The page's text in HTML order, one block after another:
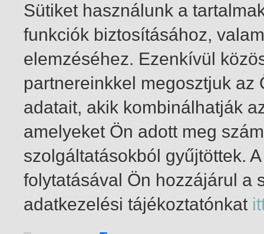
1-1 / total 1 hit
Sütiket használunk a
funkciók biztosításához,
elemzéséhez. Ezenkívül
partnereinkkel megosztjuk
adatait, akik kombinálhatják
amelyeket Ön adott meg
szolgáltatásokból gyűjtöttek.
folytatásával Ön hozzájárul a
adatkezelési tájékoztatónkat